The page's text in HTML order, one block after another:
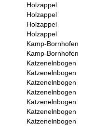
Holzappel
Holzappel
Holzappel
Holzappel
Kamp-Bornhofen
Kamp-Bornhofen
Katzenelnbogen
Katzenelnbogen
Katzenelnbogen
Katzenelnbogen
Katzenelnbogen
Katzenelnbogen
Katzenelnbogen